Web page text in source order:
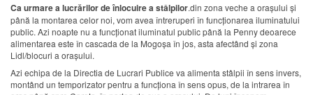
Ca urmare a lucrărilor de înlocuire a stâlpilor.din zona veche a orașului și
până la montarea celor noi, vom avea întreruperi în funcționarea iluminatului
public. Azi noapte nu a funcționat iluminatul public până la Penny deoarece
alimentarea este în cascada de la Mogoșa în jos, asta afectând și zona
Lidl/blocuri a orașului.
Azi echipa de la Directia de Lucrari Publice va alimenta stâlpii în sens invers,
montând un temporizator pentru a funcționa în sens opus, de la intrarea în